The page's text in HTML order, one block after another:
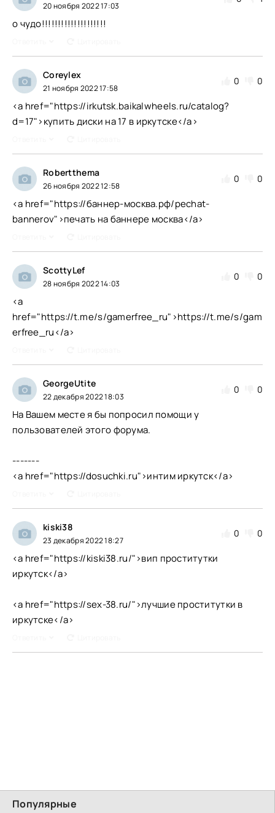
Популярные
20 ноября 2022 17:03
о чудо!!!!!!!!!!!!!!!!!!!!
Coreylex
21 ноября 2022 17:58
0 0
<a href="https://irkutsk.baikalwheels.ru/catalog?
d=17">купить диски на 17 в иркутске</a>
Robertthema
26 ноября 2022 12:58
0 0
<a href="https://баннер-москва.рф/pechat-
bannerov">печать на баннере москва</a>
ScottyLef
28 ноября 2022 14:03
0 0
<a
href="https://t.me/s/gamerfree_ru">https://t.me/s/gam
erfree_ru</a>
GeorgeUtite
22 декабря 2022 18:03
0 0
На Вашем месте я бы попросил помощи у
пользователей этого форума.
-------
<a href="https://dosuchki.ru">интим иркутск</a>
kiski38
23 декабря 2022 18:27
0 0
<a href="https://kiski38.ru/">вип проститутки
иркутск</a>
<a href="https://sex-38.ru/">лучшие проститутки в
иркутске</a>